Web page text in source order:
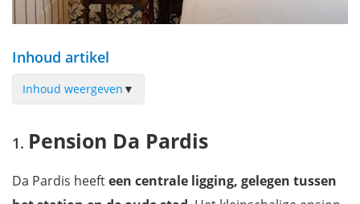
Inhoud artikel
Inhoud weergeven ▼
Vakantiehuis La Terrazza 62
Pension Da Pardis
Da Pardis heefteen centrale ligging, gelegen tussen